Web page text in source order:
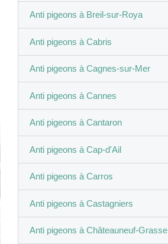
Anti pigeons à Breil-sur-Roya
Anti pigeons à Cabris
Anti pigeons à Cagnes-sur-Mer
Anti pigeons à Cannes
Anti pigeons à Cantaron
Anti pigeons à Cap-d'Ail
Anti pigeons à Carros
Anti pigeons à Castagniers
Anti pigeons à Châteauneuf-Grasse